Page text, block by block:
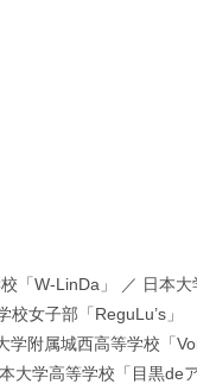
「W-LinDa」 ／ 日本
女子部「ReguLu’s」
附属城西高等学校「
大学高等学校「目黒de